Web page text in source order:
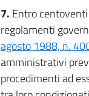
7. Entro
regolamenti
agosto 1988, n.
amministrativi
procedimenti ad